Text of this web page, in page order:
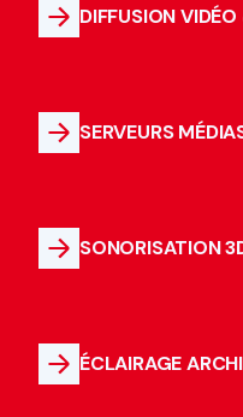
DIFFUSION
SERVEURS
SONORISATION
ÉCLAIRAGE